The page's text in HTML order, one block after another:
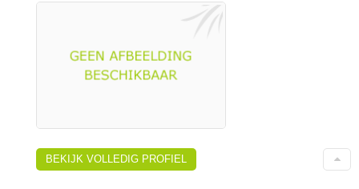
BEKIJK VOLLEDIG PROFIEL